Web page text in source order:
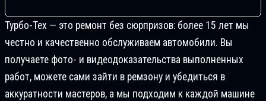
Турбо-Тех — это ремонт без сюрпризов: более 15 лет мы
честно и качественно обслуживаем автомобили. Вы
получаете фото- и видеодоказательства выполненных
работ, можете сами зайти в ремзону и убедиться в
аккуратности мастеров, а мы подходим к каждой машине